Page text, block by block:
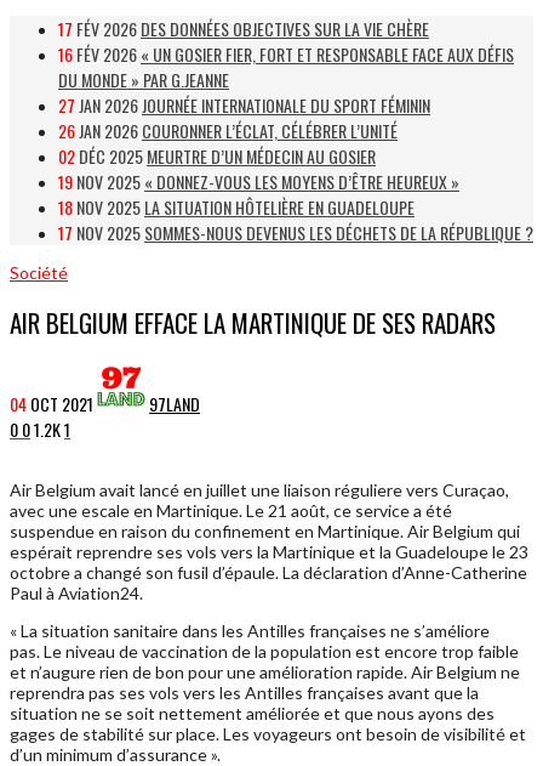
17 FÉV 2026DES DONNÉES OBJECTIVES SUR LA VIE CHÈRE
16FÉV 2026« UN GOSIER FIER, FORT ET RESPONSABLE FACE AUX DÉFIS
DU MONDE » PAR G.JEANNE
27 JAN 2026JOURNÉE INTERNATIONALE DU SPORT FÉMININ
26JAN 2026COURONNER L’ÉCLAT, CÉLÉBRER L’UNITÉ
02DÉC 2025MEURTRE D’UN MÉDECIN AU GOSIER
19NOV 2025« DONNEZ-VOUS LES MOYENS D’ÊTRE HEUREUX »
18NOV 2025LA SITUATION HÔTELIÈRE EN GUADELOUPE
17 NOV 2025SOMMES-NOUS DEVENUS LES DÉCHETS DE LA RÉPUBLIQUE ?
Société
AIR BELGIUM EFFACE LA MARTINIQUE DE SES RADARS
04OCT 2021
97LAND
001.2K1
Air Belgium avait lancé en juillet une liaison réguliere vers Curaçao,
avec une escale en Martinique. Le 21 août, ce service a été
suspendue en raison du confinement en Martinique. Air Belgium qui
espérait reprendre ses vols vers la Martinique et la Guadeloupe le 23
octobre a changé son fusil d’épaule. La déclaration d’Anne-Catherine
Paul à Aviation24.
« La situation sanitaire dans les Antilles françaises ne s’améliore
pas. Le niveau de vaccination de la population est encore trop faible
et n’augure rien de bon pour une amélioration rapide. Air Belgium ne
reprendra pas ses vols vers les Antilles françaises avant que la
situation ne se soit nettement améliorée et que nous ayons des
gages de stabilité sur place. Les voyageurs ont besoin de visibilité et
d’un minimum d’assurance ».